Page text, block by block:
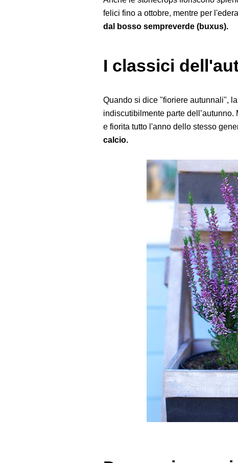
felici fino a ottobre, mentre per
dal bosso sempreverde (buxus).
I classici
Quando si dice "fioriere autunnali",
indiscutibilmente parte
e fiorita tutto l'anno dello stesso
calcio.